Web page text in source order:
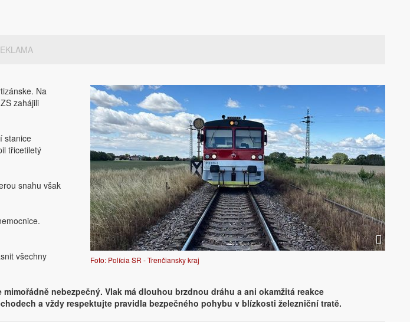
Foto: Polícia SR - Trenčiansky kraj
Na
zahájili
stanice
třicetiletý
snahu však
všechny
nebezpečný. Vlak má dlouhou brzdnou dráhu a ani okamžitá reakce
a vždy respektujte pravidla bezpečného pohybu v blízkosti železniční tratě.